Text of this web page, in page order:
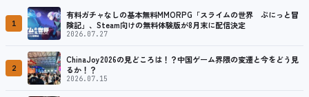
1
有料ガチャなしの基本無料MMORPG「スライムの世界 ぷにっと冒
険記」、Steam向けの無料体験版が8月末に配信決定
2026.07.27
2
ChinaJoy2026の見どころは！？中国ゲーム界隈の変遷と今をどう見
るか！？
2026.07.15